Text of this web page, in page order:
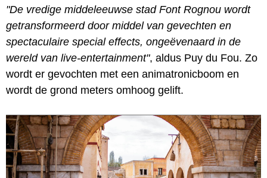
"De vredige middeleeuwse stad Font Rognou wordt
getransformeerd door middel van gevechten en
spectaculaire special effects, ongeëvenaard in de
wereld van live-entertainment", aldus Puy du Fou. Zo
wordt er gevochten met een animatronicboom en
wordt de grond meters omhoog gelift.